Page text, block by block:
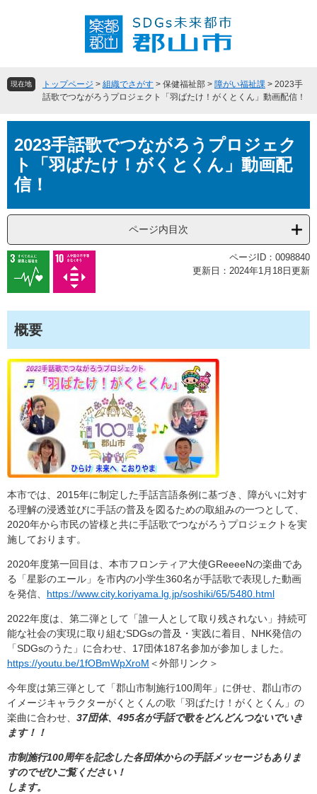
頭
飛現在地 トップページ > 組織でさがす > 保健福祉部 > 障がい福祉課 > 2023手
話歌でつながろうプロジェクト「羽ばたけ！がくとくん」動画配信！
文2023手話歌でつながろうプロジェク
ト「羽ばたけ！がくとくん」動画配
信！
ページ内目次
ページID：0098840
更新日：2024年1月18日更新
概要
本市では、2015年に制定した手話言語条例に基づき、障がいに対す
る理解の浸透並びに手話の普及を図るための取組みの一つとして、
2020年から市民の皆様と共に手話歌でつながろうプロジェクトを実
施しております。
2020年度第一回目は、本市フロンティア大使GReeeeNの楽曲であ
る「星影のエール」を市内の小学生360名が手話歌で表現した動画
を発信、 https://www.city.koriyama.lg.jp/soshiki/65/5480.html
2022年度は、第二弾として「誰一人として取り残されない」持続可
能な社会の実現に取り組むSDGsの普及・実践に着目、NHK発信の
「SDGsのうた」に合わせ、17団体187名参加が参加しました。
https://youtu.be/1fOBmWpXroM ＜外部リンク＞
今年度は第三弾として「郡山市制施行100周年」に併せ、郡山市の
イメージキャラクターがくとくんの歌「羽ばたけ！がくとくん」の
楽曲に合わせ、 37団体、495名が手話で歌をどんどんつないでいき
ます！！
市制施行100周年を記念した各団体からの手話メッセージもありま
すのでぜひご覧ください！
します。